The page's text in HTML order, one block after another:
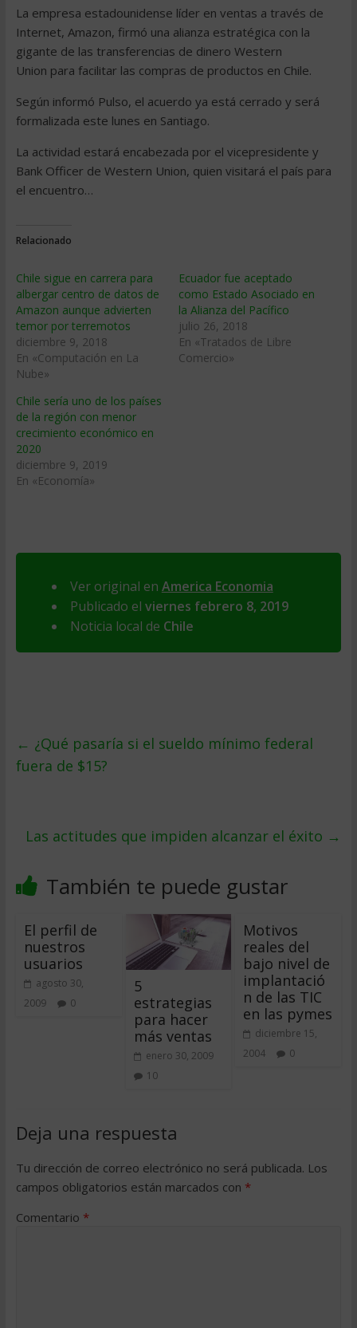
La empresa estadounidense líder en ventas a través de
Internet, Amazon, firmó una alianza estratégica con la
gigante de las transferencias de dinero Western
Union para facilitar las compras de productos en Chile.
Según informó Pulso, el acuerdo ya está cerrado y será
formalizada este lunes en Santiago.
La actividad estará encabezada por el vicepresidente y
Bank Officer de Western Union, quien visitará el país para
el encuentro…
Relacionado
Chile sigue en carrera para
albergar centro de datos de
Amazon aunque advierten
temor por terremotos
diciembre 9, 2018
En «Computación en La
Nube»
Ecuador fue aceptado
como Estado Asociado en
la Alianza del Pacífico
julio 26, 2018
En «Tratados de Libre
Comercio»
Chile sería uno de los países
de la región con menor
crecimiento económico en
2020
diciembre 9, 2019
En «Economía»
Ver original en America Economia
Publicado el viernes febrero 8, 2019
Noticia local de Chile
← ¿Qué pasaría si el sueldo mínimo federal
fuera de $15?
Las actitudes que impiden alcanzar el éxito →
También te puede gustar
El perfil de
nuestros
usuarios
agosto 30,
2009
0
5
estrategias
para hacer
más ventas
enero 30, 2009
10
Motivos
reales del
bajo nivel de
implantació
n de las TIC
en las pymes
diciembre 15,
2004
0
Deja una respuesta
Tu dirección de correo electrónico no será publicada. Los
campos obligatorios están marcados con *
Comentario *